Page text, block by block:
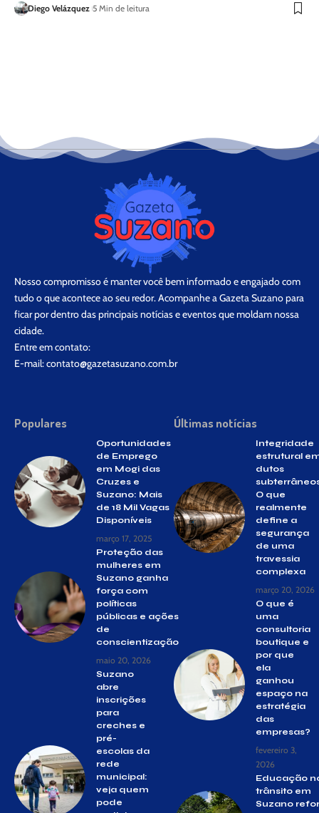
Diego Velázquez 5 Min de leitura
Nosso compromisso é manter você bem informado e engajado com
tudo o que acontece ao seu redor. Acompanhe a Gazeta Suzano para
ficar por dentro das principais notícias e eventos que moldam nossa
cidade.
Entre em contato:
E-mail:contato@gazetasuzano.com.br
Populares
Oportunidades
de Emprego
em Mogi das
Cruzes e
Suzano: Mais
de 18 Mil Vagas
Disponíveis
março 17, 2025
Proteção das
mulheres em
Suzano ganha
força com
políticas
públicas e ações
de
conscientização
maio 20, 2026
Suzano
abre
inscrições
para
creches e
pré-
escolas da
rede
municipal:
veja quem
pode
Últimas notícias
Integridade
estrutural
dutos
O que
realmente
define a
segurança
de uma
travessia
complexa
março 20, 2026
O que é
uma
consultoria
boutique e
por que
ela
ganhou
espaço na
estratégia
das
empresas?
fevereiro 3,
2026
Educação
trânsito em
Suzano